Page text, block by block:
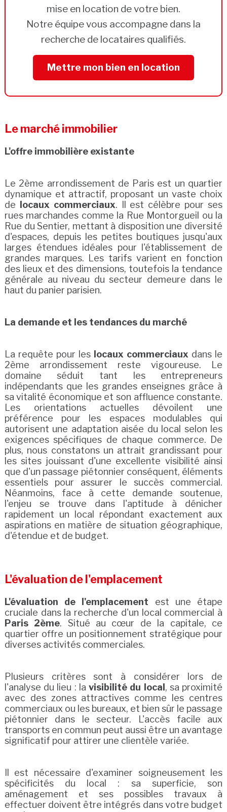
mise en location de votre bien.
Notre équipe vous accompagne dans la
recherche de locataires qualifiés.
Mettre mon bien en location
Le marché immobilier
L'offre immobilière existante
Le 2ème arrondissement de Paris est un quartier
dynamique et attractif, proposant un vaste choix
de
locaux commerciaux. Il est célèbre pour ses
rues marchandes comme la Rue Montorgueil ou la
Rue du Sentier, mettant à disposition une diversité
d'espaces, depuis les petites boutiques jusqu'aux
larges étendues idéales pour l'établissement de
grandes marques. Les tarifs varient en fonction
des lieux et des dimensions, toutefois la tendance
générale au niveau du secteur demeure dans le
haut du panier parisien.
La demande et les tendances du marché
La requête pour les locaux commerciaux dans le
2ème arrondissement reste vigoureuse. Le
domaine séduit tant les entrepreneurs
indépendants que les grandes enseignes grâce à
sa vitalité économique et son affluence constante.
Les orientations actuelles dévoilent une
préférence pour les espaces modulables qui
autorisent une adaptation aisée du local selon les
exigences spécifiques de chaque commerce. De
plus, nous constatons un attrait grandissant pour
les sites jouissant d'une excellente visibilité ainsi
que d'un passage piétonnier conséquent, éléments
essentiels pour assurer le succès commercial.
Néanmoins, face à cette demande soutenue,
l'enjeu se trouve dans l'aptitude à dénicher
rapidement un local répondant exactement aux
aspirations en matière de situation géographique,
d'étendue et de budget.
L'évaluation de l'emplacement
L'évaluation de l'emplacement est une étape
cruciale dans la recherche d'un local commercial à
Paris 2ème. Situé au cœur de la capitale, ce
quartier offre un positionnement stratégique pour
diverses activités commerciales.
Plusieurs critères sont à considérer lors de
l'analyse du lieu : lavisibilité du local , sa proximité
avec des zones attractives comme les centres
commerciaux ou les bureaux, et bien sûr le passage
piétonnier dans le secteur. L'accès facile aux
transports en commun peut aussi être un avantage
significatif pour attirer une clientèle variée.
Il est nécessaire d'examiner soigneusement les
spécificités du local : sa superficie, son
aménagement et ses possibles travaux à
effectuer doivent être intégrés dans votre budget